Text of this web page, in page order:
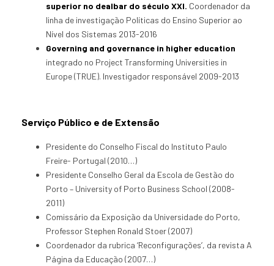
superior no dealbar do século XXI. Coordenador da
linha de investigação Políticas do Ensino Superior ao
Nível dos Sistemas 2013-2016
Governing and governance in higher education
integrado no Project Transforming Universities in
Europe (TRUE). Investigador responsável 2009-2013
Serviço Público e de Extensão
Presidente do Conselho Fiscal do Instituto Paulo
Freire- Portugal (2010…)
Presidente Conselho Geral da Escola de Gestão do
Porto – University of Porto Business School (2008-
2011)
Comissário da Exposição da Universidade do Porto,
Professor Stephen Ronald Stoer (2007)
Coordenador da rubrica ‘Reconfigurações’, da revista A
Página da Educação (2007…)